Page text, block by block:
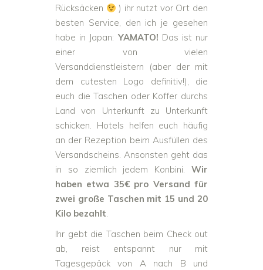
Rücksäcken
) ihr nutzt vor Ort den
besten Service, den ich je gesehen
habe in Japan: YAMATO! Das ist nur
einer von vielen
Versanddienstleistern (aber der mit
dem cutesten Logo definitiv!), die
euch die Taschen oder Koffer durchs
Land von Unterkunft zu Unterkunft
schicken. Hotels helfen euch häufig
an der Rezeption beim Ausfüllen des
Versandscheins. Ansonsten geht das
in so ziemlich jedem Konbini. Wir
haben etwa 35€ pro Versand für
zwei große Taschen mit 15 und 20
Kilo bezahlt.
Ihr gebt die Taschen beim Check out
ab, reist entspannt nur mit
Tagesgepäck von A nach B und